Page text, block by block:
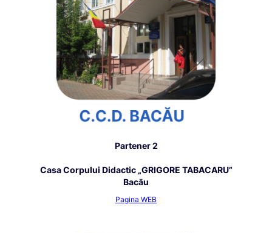
Partener 2
Casa Corpului Didactic „GRIGORE TABACARU”
Bacău
Pagina WEB